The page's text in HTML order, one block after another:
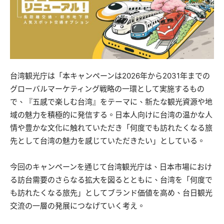
台湾観光庁は「本キャンペーンは2026年から2031年までの
グローバルマーケティング戦略の一環として実施するもの
で、『五感で楽しむ台湾』をテーマに、新たな観光資源や地
域の魅力を積極的に発信する。日本人向けに台湾の温かな人
情や豊かな文化に触れていただき「何度でも訪れたくなる旅
先として台湾の魅力を感じていただきたい」としている。
今回のキャンペーンを通じて台湾観光庁は、日本市場におけ
る訪台需要のさらなる拡大を図るとともに、台湾を「何度で
も訪れたくなる旅先」としてブランド価値を高め、台日観光
交流の一層の発展につなげていく考え。